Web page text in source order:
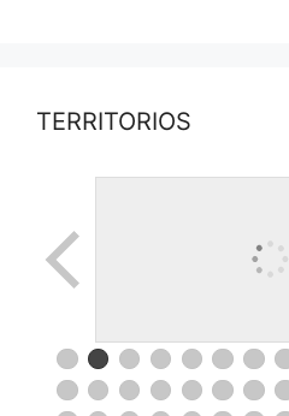
TERRITORIOS